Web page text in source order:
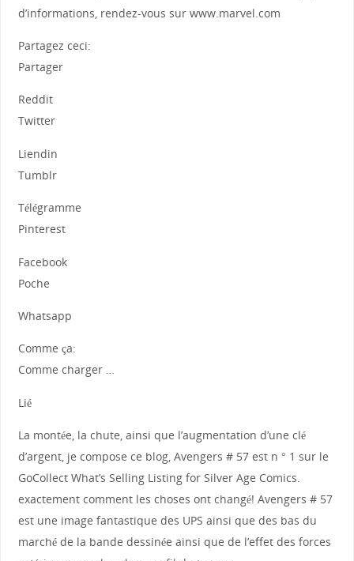
d’informations, rendez-vous sur www.marvel.com
Partagez ceci:
Partager
Reddit
Twitter
Liendin
Tumblr
Télégramme
Pinterest
Facebook
Poche
Whatsapp
Comme ça:
Comme charger …
Lié
La montée, la chute, ainsi que l’augmentation d’une clé
d’argent, je compose ce blog, Avengers # 57 est n ° 1 sur le
GoCollect What’s Selling Listing for Silver Age Comics.
exactement comment les choses ont changé! Avengers # 57
est une image fantastique des UPS ainsi que des bas du
marché de la bande dessinée ainsi que de l’effet des forces